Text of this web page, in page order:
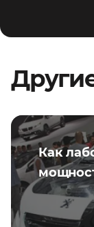
Как